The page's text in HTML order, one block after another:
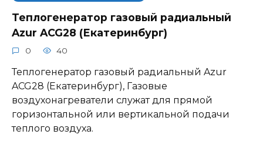
Теплогенератор газовый радиальный
Azur ACG28 (Екатеринбург)
0 40
Теплогенератор газовый радиальный Azur
ACG28 (Екатеринбург), Газовые
воздухонагреватели служат для прямой
горизонтальной или вертикальной подачи
теплого воздуха.